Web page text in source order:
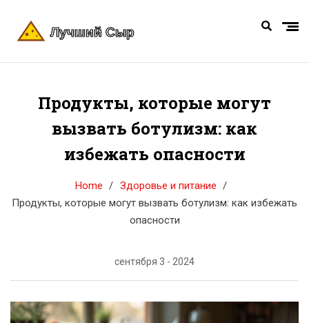
Продукты, которые могут
вызвать ботулизм: как
избежать опасности
Home
Здоровье и питание
Продукты, которые могут вызвать ботулизм: как избежать
опасности
сентября 3 - 2024